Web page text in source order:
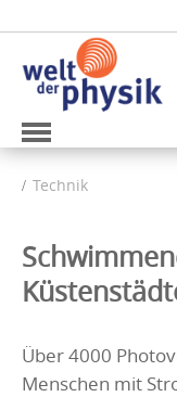
Technik
Über 4000
Menschen mit